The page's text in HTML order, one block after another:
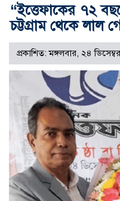
“ইত্তেফাকের ৭২
চট্টগ্রাম থেকে লাল
প্রকাশিত: মঙ্গলবার, ২৪